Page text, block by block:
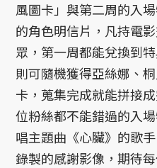
風圖卡」與第二周的入
的角色明信片，凡持電
眾，第一周都能兌換到
則可隨機獲得亞絲娜、
卡，蒐集完成就能拼接
位粉絲都不能錯過的入
唱主題曲《心臟》的歌
錄製的感謝影像，期待